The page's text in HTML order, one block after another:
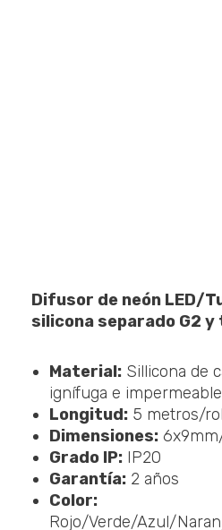
Difusor de neón LED/
silicona separado G2
Material: Sillicona de
ignífuga e impermeable
Longitud: 5 metros/
Dimensiones:
Grado IP: IP20
Garantía: 2 años
Color:
Rojo/Verde/Azul/